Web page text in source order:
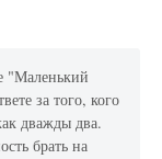
"Маленький
за того, кого
дважды два.
брать на